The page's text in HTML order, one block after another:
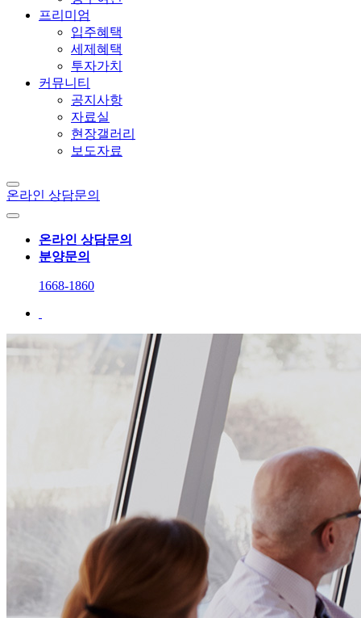
프리미엄
입주혜택
세제혜택
투자가치
커뮤니티
공지사항
자료실
현장갤러리
보도자료
온라인 상담문의
온라인 상담문의
분양문의
1668-1860